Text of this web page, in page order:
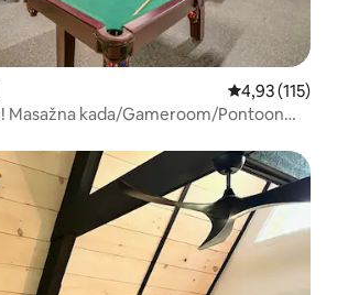
Prosječna
4,93 (115)
Masažna kada/Gameroom/Pontoon